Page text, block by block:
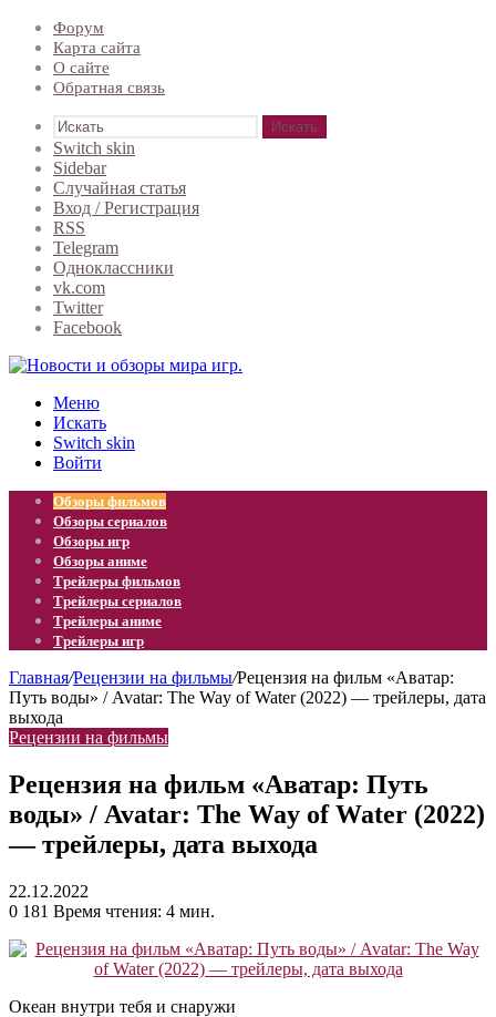
Форум
Карта сайта
О сайте
Обратная связь
Искать
Switch skin
Sidebar
Случайная статья
Вход / Регистрация
RSS
Telegram
Одноклассники
vk.com
Twitter
Facebook
Меню
Искать
Switch skin
Войти
Обзоры фильмов
Обзоры сериалов
Обзоры игр
Обзоры аниме
Трейлеры фильмов
Трейлеры сериалов
Трейлеры аниме
Трейлеры игр
Главная/Рецензии на фильмы/Рецензия на фильм «Аватар:
Путь воды» / Avatar: The Way of Water (2022) — трейлеры, дата
выхода
Рецензии на фильмы
Рецензия на фильм «Аватар: Путь
воды» / Avatar: The Way of Water (2022)
— трейлеры, дата выхода
22.12.2022
0 181 Время чтения: 4 мин.
Океан внутри тебя и снаружи